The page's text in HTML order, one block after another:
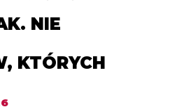
NIE
KTÓRYCH